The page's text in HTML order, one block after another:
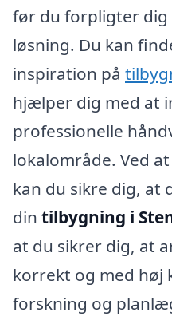
før du forpligter dig
løsning. Du kan
inspiration på
hjælper dig med at
professionelle
lokalområde. Ved
kan du sikre dig, at
din tilbygning i
at du sikrer dig, at
korrekt og med høj
forskning og